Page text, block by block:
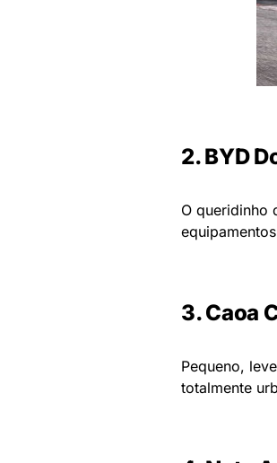
2. BYD
O queridinho
3. Caoa
Pequeno,
totalmente